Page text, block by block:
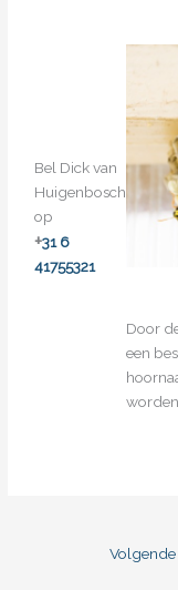
Bel Dick van
Huigenbosch
op
+31 6
41755321
Door
een